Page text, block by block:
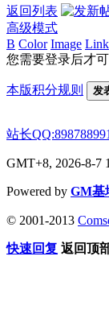
返回列表
高级模式
B Color Image Link
您需要登录后才
本版积分规则 发
站长QQ:898788991
GMT+8, 2026-8-7
Powered by GM基
© 2001-2013
快速回复 返回顶